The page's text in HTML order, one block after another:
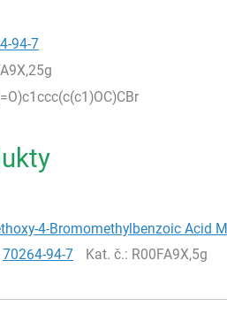
94-7
4-Bromomethylbenzoic Acid
70264-94-7 Kat. č.: R00FA9X,5g